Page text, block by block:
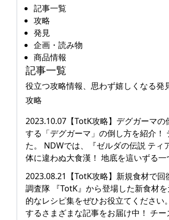
記事一覧
攻略
発見
企画・読み物
商品情報
記事一覧
役立つ攻略情報、思わず嬉しくなる発
攻略
2023.10.07【TotK攻略】デグガーマ
する「デグガーマ」の倒し方を紹介
た。 NDWでは、『ゼルダの伝説 テ
体に違わぬ大食漢！ 地底を這いずる
2023.08.21【TotK攻略】新規食材で
調査隊 『TotK』から登場した新食材
的なレシピ集をぜひお役立てくださ
するさまざまな記事をお届け中！ チ